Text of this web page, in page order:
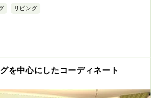
リビング
を中心にしたコーディネート